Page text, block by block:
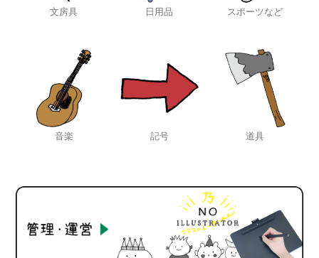
文房具 日用品 スポーツなど
音楽 記号 道具